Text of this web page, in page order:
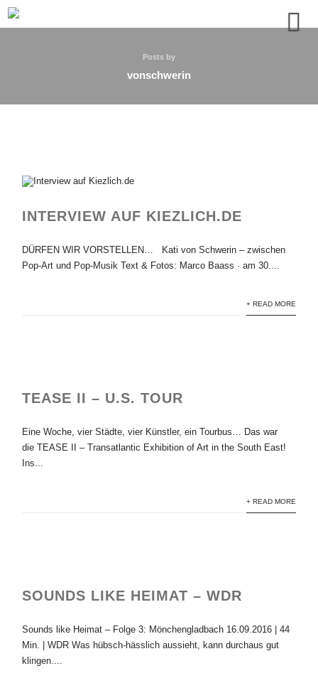
Posts by
vonschwerin
INTERVIEW AUF KIEZLICH.DE
DÜRFEN WIR VORSTELLEN… Kati von Schwerin – zwischen
Pop-Art und Pop-Musik Text & Fotos: Marco Baass · am 30....
+ READ MORE
TEASE II – U.S. TOUR
Eine Woche, vier Städte, vier Künstler, ein Tourbus… Das war
die TEASE II – Transatlantic Exhibition of Art in the South East!
Ins...
+ READ MORE
SOUNDS LIKE HEIMAT – WDR
Sounds like Heimat – Folge 3: Mönchengladbach 16.09.2016 | 44
Min. | WDR Was hübsch-hässlich aussieht, kann durchaus gut
klingen....